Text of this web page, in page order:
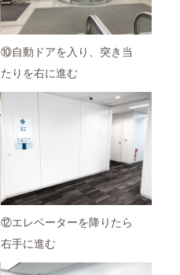
⑩自動ドアを入り、突き当
たりを右に進む
⑫エレベーターを降りたら
右手に進む